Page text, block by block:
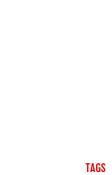
TAGS